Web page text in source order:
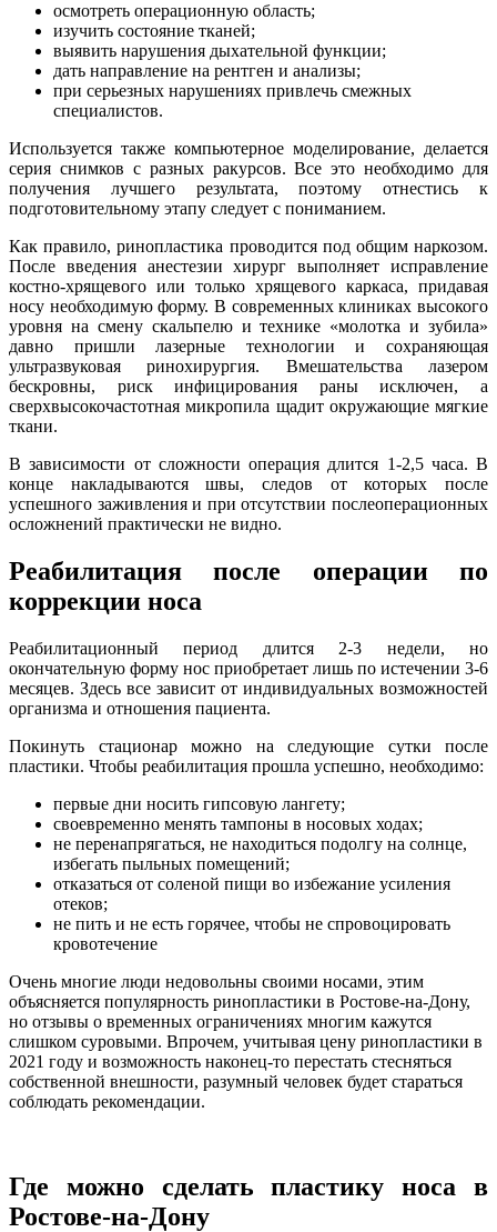
осмотреть операционную область;
изучить состояние тканей;
выявить нарушения дыхательной функции;
дать направление на рентген и анализы;
при серьезных нарушениях привлечь смежных
специалистов.
Используется также компьютерное моделирование, делается
серия снимков с разных ракурсов. Все это необходимо для
получения лучшего результата, поэтому отнестись к
подготовительному этапу следует с пониманием.
Как правило, ринопластика проводится под общим наркозом.
После введения анестезии хирург выполняет исправление
костно-хрящевого или только хрящевого каркаса, придавая
носу необходимую форму. В современных клиниках высокого
уровня на смену скальпелю и технике «молотка и зубила»
давно пришли лазерные технологии и сохраняющая
ультразвуковая ринохирургия. Вмешательства лазером
бескровны, риск инфицирования раны исключен, а
сверхвысокочастотная микропила щадит окружающие мягкие
ткани.
В зависимости от сложности операция длится 1-2,5 часа. В
конце накладываются швы, следов от которых после
успешного заживления и при отсутствии послеоперационных
осложнений практически не видно.
Реабилитация после операции по
коррекции носа
Реабилитационный период длится 2-3 недели, но
окончательную форму нос приобретает лишь по истечении 3-6
месяцев. Здесь все зависит от индивидуальных возможностей
организма и отношения пациента.
Покинуть стационар можно на следующие сутки после
пластики. Чтобы реабилитация прошла успешно, необходимо:
первые дни носить гипсовую лангету;
своевременно менять тампоны в носовых ходах;
не перенапрягаться, не находиться подолгу на солнце,
избегать пыльных помещений;
отказаться от соленой пищи во избежание усиления
отеков;
не пить и не есть горячее, чтобы не спровоцировать
кровотечение
Очень многие люди недовольны своими носами, этим
объясняется популярность ринопластики в Ростове-на-Дону,
но отзывы о временных ограничениях многим кажутся
слишком суровыми. Впрочем, учитывая цену ринопластики в
2021 году и возможность наконец-то перестать стесняться
собственной внешности, разумный человек будет стараться
соблюдать рекомендации.
Где можно сделать пластику носа в
Ростове-на-Дону